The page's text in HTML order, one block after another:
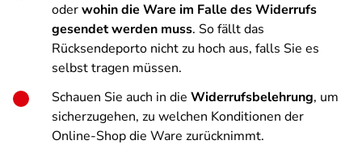
oderwohin die Ware im Falle des Widerrufs
gesendet werden muss. So fällt das
Rücksendeporto nicht zu hoch aus, falls Sie es
selbst tragen müssen.
Schauen Sie auch in die Widerrufsbelehrung, um
sicherzugehen, zu welchen Konditionen der
Online-Shop die Ware zurücknimmt.